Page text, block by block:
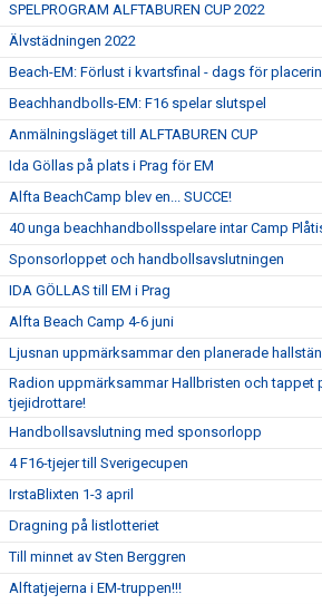
SPELPROGRAM ALFTABUREN CUP 2022
Älvstädningen 2022
Beach-EM: Förlust i kvartsfinal - dags för
Beachhandbolls-EM: F16 spelar slutspel
Anmälningsläget till ALFTABUREN CUP
Ida Göllas på plats i Prag för EM
Alfta BeachCamp blev en... SUCCE!
40 unga beachhandbollsspelare intar Camp
Sponsorloppet och handbollsavslutningen
IDA GÖLLAS till EM i Prag
Alfta Beach Camp 4-6 juni
Ljusnan uppmärksammar den planerade
Radion uppmärksammar Hallbristen och tappet
tjejidrottare!
Handbollsavslutning med sponsorlopp
4 F16-tjejer till Sverigecupen
IrstaBlixten 1-3 april
Dragning på listlotteriet
Till minnet av Sten Berggren
Alftatjejerna i EM-truppen!!!